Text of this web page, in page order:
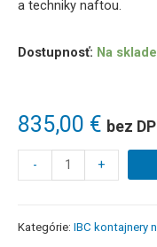
835,00 € bez
a techniky naftou.
Dostupnosť: Na sklade
- +
Kategórie: IBC kontajnery